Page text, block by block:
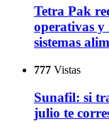
Tetra Pak
operativas y
sistemas
777 Vistas
Sunafil: si
julio te